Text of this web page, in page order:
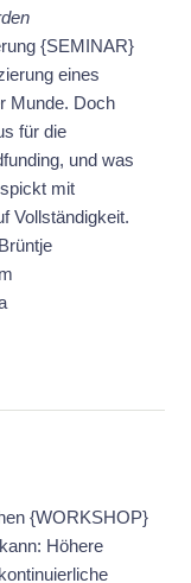
{SEMINAR}
eines
Munde. Doch
für die
und was
mit
Vollständigkeit.
{WORKSHOP}
Höhere